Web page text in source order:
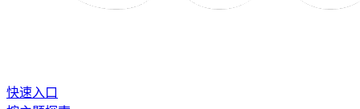
快速入口